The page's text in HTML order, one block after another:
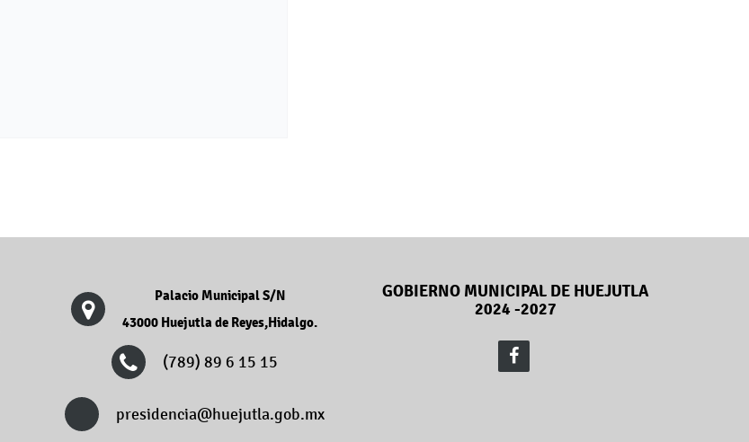
Palacio Municipal S/N
43000 Huejutla de Reyes,Hidalgo.
(789) 89 6 15 15
presidencia@huejutla.gob.mx
GOBIERNO MUNICIPAL DE HUEJUTLA
2024 -2027